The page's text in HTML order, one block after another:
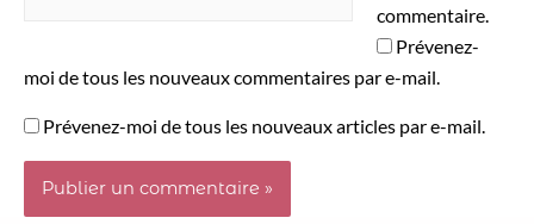
commentaire.
Prévenez-
moi de tous les nouveaux commentaires par e-mail.
Prévenez-moi de tous les nouveaux articles par e-mail.